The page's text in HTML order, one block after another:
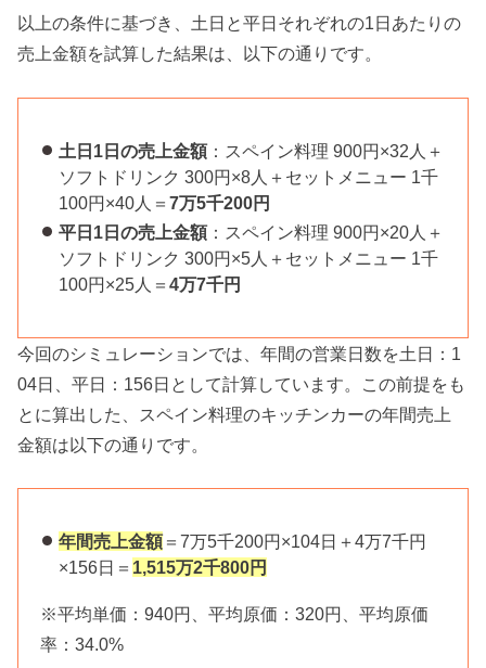
以上の条件に基づき、土日と平日それぞれの1日あたりの
売上金額を試算した結果は、以下の通りです。
土日1日の売上金額：スペイン料理 900円×32人＋
ソフトドリンク 300円×8人＋セットメニュー 1千
100円×40人＝ 7万5千200円
平日1日の売上金額：スペイン料理 900円×20人＋
ソフトドリンク 300円×5人＋セットメニュー 1千
100円×25人＝ 4万7千円
今回のシミュレーションでは、年間の営業日数を土日：1
04日、平日：156日として計算しています。この前提をも
とに算出した、スペイン料理のキッチンカーの年間売上
金額は以下の通りです。
年間売上金額＝7万5千200円×104日＋4万7千円
×156日＝ 1,515万2千800円
※平均単価：940円、平均原価：320円、平均原価
率：34.0%